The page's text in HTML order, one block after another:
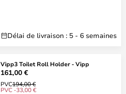
Délai de livraison : 5 - 6 semaines
Vipp3 Toilet Roll Holder - Vipp
161,00 €
PVC194,00 €
PVC -33,00 €